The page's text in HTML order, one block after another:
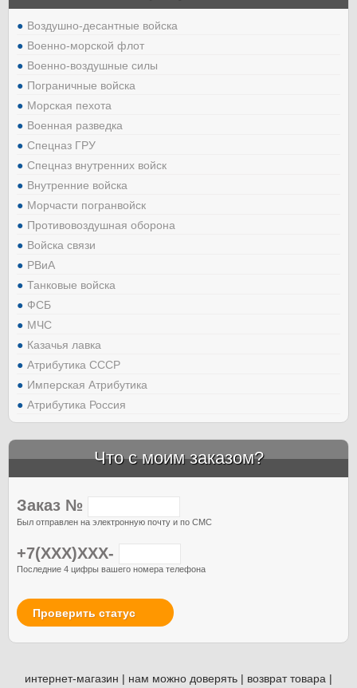
Воздушно-десантные войска
Военно-морской флот
Военно-воздушные силы
Пограничные войска
Морская пехота
Военная разведка
Спецназ ГРУ
Спецназ внутренних войск
Внутренние войска
Морчасти погранвойск
Противовоздушная оборона
Войска связи
РВиА
Танковые войска
ФСБ
МЧС
Казачья лавка
Атрибутика СССР
Имперская Атрибутика
Атрибутика Россия
Что с моим заказом?
Заказ №
Был отправлен на электронную почту и по СМС
+7(XXX)XXX-
Последние 4 цифры вашего номера телефона
Проверить статус
интернет-магазин | нам можно доверять | возврат товара |